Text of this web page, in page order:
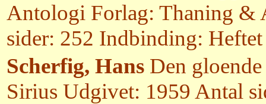
Antologi Forlag: Thaning &
sider: 252 Indbinding:
Scherfig, Hans Den
Sirius Udgivet: 1959 Antal